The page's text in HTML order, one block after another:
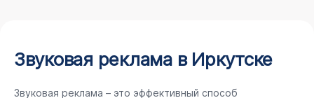
Звуковая реклама в Иркутске
Звуковая реклама – это эффективный способ